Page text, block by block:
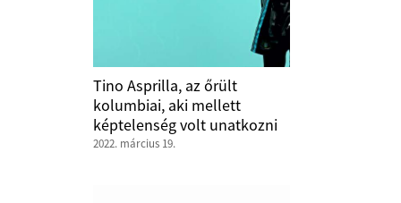
Tino Asprilla, az őrült
kolumbiai, aki mellett
képtelenség volt unatkozni
2022. március 19.